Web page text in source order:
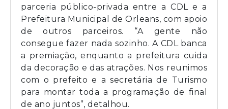
parceria público-privada entre a CDL e a
Prefeitura Municipal de Orleans, com apoio
de outros parceiros. “A gente não
consegue fazer nada sozinho. A CDL banca
a premiação, enquanto a prefeitura cuida
da decoração e das atrações. Nos reunimos
com o prefeito e a secretária de Turismo
para montar toda a programação de final
de ano juntos”, detalhou.